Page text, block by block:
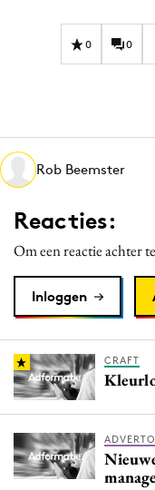
Effectiviteit
Gedragsverandering
Martech
Media
Merkstrategie
PR
Programmatic
Reputatie & crisis
0 0
Rob Beemster
Reacties:
Om een reactie achter
Inloggen
CRAFT